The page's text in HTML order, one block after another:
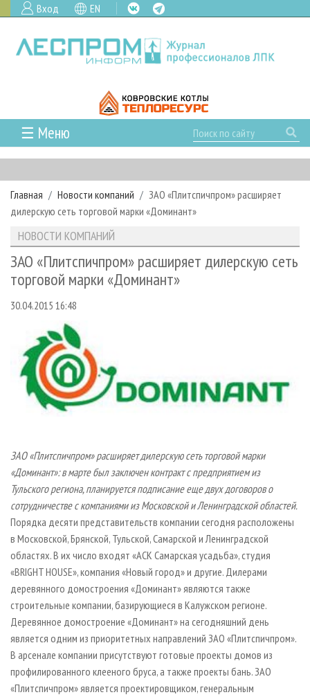
Вход EN
☰ Меню
ГЛАВНАЯ
РУБРИКИ И ТЕМЫ
РУБРИКИ ЖУРНАЛА
ЛЕСНОЕ ХОЗЯЙСТВО
ЛЕСОЗАГОТОВКА
ЛЕСОПИЛЕНИЕ
СУШКА ДРЕВЕСИНЫ
ПРОИЗВОДСТВО ДРЕВЕСНЫХ ПЛИТ
ДЕРЕВЯННОЕ ДОМОСТРОЕНИЕ
ПРОИЗВОДСТВО МЕБЕЛИ
БИОЭНЕРГЕТИКА
ИНСТРУМЕНТ И МАТЕРИАЛЫ
НОВОСТИ
КАЛЕНДАРЬ СОБЫТИЙ
НОВОСТИ ЛПК
НОВОСТИ ЖУРНАЛА
ПРОЕКТЫ ЛПИ
АНАЛИТИКА
ПРЕДПРИЯТИЯ ЛПК
ПЕРСОНЫ
МОБИЛЬНЫЕ ВЫСТАВКИ
ОФИЦИАЛЬНЫЕ ДЕЛЕГАЦИИ
ПРИОРИТЕТНЫЕ ИНВЕСТПРОЕКТЫ
RUSSIAN FORESTRY REVIEW
БИБЛИОТЕКА СПЕЦИАЛИСТА
АРХИВ
АРХИВ ЖУРНАЛОВ
СТАТЬИ
О ЖУРНАЛЕ
ПОДПИСКА
КОНТАКТЫ
РЕКЛАМОДАТЕЛЯМ
РЕКЛАМА
РЕКЛАМА НА САЙТЕ
Главная Новости компаний
ЗАО «Плитспичпром» расширяет
дилерскую сеть торговой марки «Доминант»
НОВОСТИ КОМПАНИЙ
ЗАО «Плитспичпром» расширяет дилерскую сеть
торговой марки «Доминант»
30.04.2015 16:48
ЗАО «Плитспичпром» расширяет дилерскую сеть торговой марки
«Доминант»: в марте был заключен контракт с предприятием из
Тульского региона, планируется подписание еще двух договоров о
сотрудничестве с компаниями из Московской и Ленинградской областей.
Порядка десяти представительств компании сегодня расположены
в Московской, Брянской, Тульской, Самарской и Ленинградской
областях. В их число входят «АСК Самарская усадьба», студия
«BRIGHT HOUSE», компания «Новый город» и другие. Дилерами
деревянного домостроения «Доминант» являются также
строительные компании, базирующиеся в Калужском регионе.
Деревянное домостроение «Доминант» на сегодняшний день
является одним из приоритетных направлений ЗАО «Плитспичпром».
В арсенале компании присутствуют готовые проекты домов из
профилированного клееного бруса, а также проекты бань. ЗАО
«Плитспичпром» является проектировщиком, генеральным